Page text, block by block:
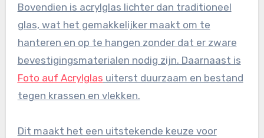
Bovendien is acrylglas lichter dan traditioneel
glas, wat het gemakkelijker maakt om te
hanteren en op te hangen zonder dat er zware
bevestigingsmaterialen nodig zijn. Daarnaast is
Foto auf Acrylglas uiterst duurzaam en bestand
tegen krassen en vlekken.
Dit maakt het een uitstekende keuze voor